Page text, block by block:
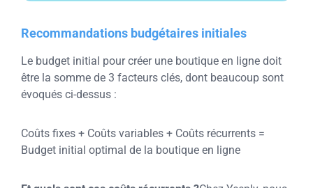
Recommandations budgétaires initiales
Le budget initial pour créer une boutique en ligne doit
être la somme de 3 facteurs clés, dont beaucoup sont
évoqués ci-dessus :
Coûts fixes + Coûts variables + Coûts récurrents =
Budget initial optimal de la boutique en ligne